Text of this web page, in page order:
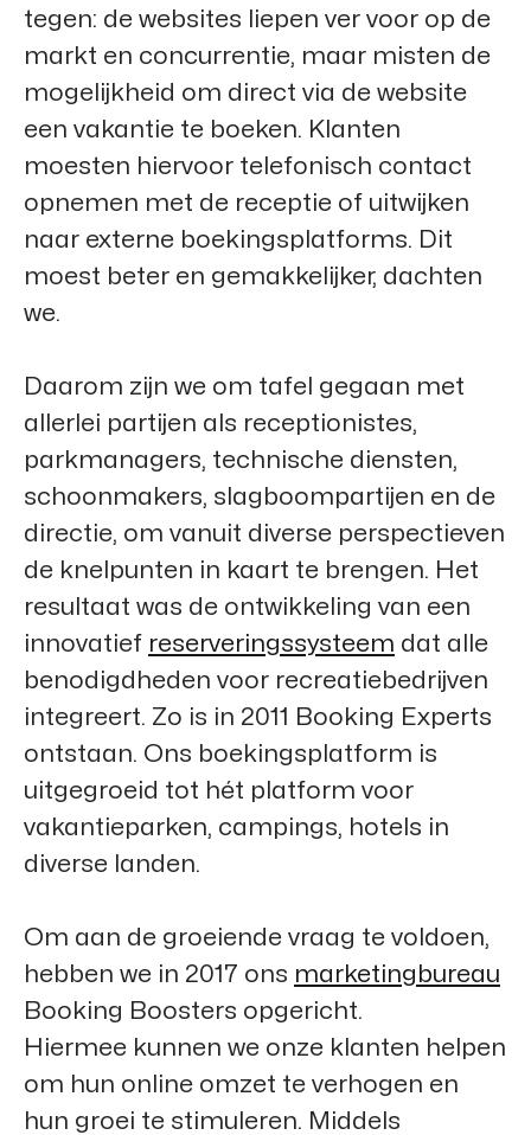
tegen: de websites liepen ver voor op de
markt en concurrentie, maar misten de
mogelijkheid om direct via de website
een vakantie te boeken. Klanten
moesten hiervoor telefonisch contact
opnemen met de receptie of uitwijken
naar externe boekingsplatforms. Dit
moest beter en gemakkelijker, dachten
we.
Daarom zijn we om tafel gegaan met
allerlei partijen als receptionistes,
parkmanagers, technische diensten,
schoonmakers, slagboompartijen en de
directie, om vanuit diverse perspectieven
de knelpunten in kaart te brengen. Het
resultaat was de ontwikkeling van een
innovatief reserveringssysteem dat alle
benodigdheden voor recreatiebedrijven
integreert. Zo is in 2011 Booking Experts
ontstaan. Ons boekingsplatform is
uitgegroeid tot hét platform voor
vakantieparken, campings, hotels in
diverse landen.
Om aan de groeiende vraag te voldoen,
hebben we in 2017 ons marketingbureau
Booking Boosters opgericht.
Hiermee kunnen we onze klanten helpen
om hun online omzet te verhogen en
hun groei te stimuleren. Middels